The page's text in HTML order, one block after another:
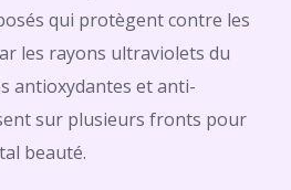
qui protègent contre les
les rayons ultraviolets du
antioxydantes et anti-
sur plusieurs fronts pour
beauté.